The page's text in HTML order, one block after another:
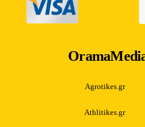
Agrotikes.gr
Athlitikes.gr